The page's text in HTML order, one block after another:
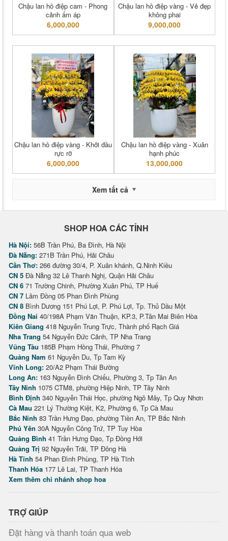
Chậu lan hồ điệp cam - Phong
cảnh ấm áp
6,000,000
Chậu lan hồ điệp vàng - Vẻ đẹp
không phai
9,000,000
Chậu lan hồ điệp vàng - Khởi đầu
rực rỡ
6,000,000
Chậu lan hồ điệp vàng - Xuân
hạnh phúc
13,000,000
Xem tất cả
SHOP HOA CÁC TỈNH
Hà Nội: 56B Trần Phú, Ba Đình, Hà Nội
Đà Nẵng: 271B Trần Phú, Hải Châu
Cần Thơ: 266 đường 30/4, P. Xuân khánh, Q.Ninh Kiều
CN 5 Đà Nẵng 32 Lê Thanh Nghị, Quận Hải Châu
CN 6 71 Trường Chinh, Phường Xuân Phú, TP Huế
CN 7 Lâm Đồng 05 Phan Đình Phùng
CN 8 Bình Dương 151 Phú Lợi, P. Phú Lợi, Tp. Thủ Dầu Một
Đồng Nai 40/198A Phạm Văn Thuận, KP.3, P.Tân Mai Biên Hòa
Kiên Giang 418 Nguyễn Trung Trực, Thành phố Rạch Giá
Nha Trang 54 Nguyễn Đức Cảnh, TP Nha Trang
Vũng Tàu 185B Phạm Hồng Thái, Phường 7
Quảng Nam 61 Nguyễn Du, Tp Tam Kỳ
Vĩnh Long: 20/A2 Phạm Thái Bường
Long An: 163 Nguyễn Đình Chiểu, Phường 3, Tp Tân An
Tây Ninh 1075 CTM8, phường Hiệp Ninh, TP Tây Ninh
Bình Định 340 Nguyễn Thái Học, phường Ngô Mây, Tp Quy Nhơn
Cà Mau 221 Lý Thường Kiệt, K2, Phường 6, Tp Cà Mau
Bắc Ninh 83 Trần Hưng Đạo, phường Tiền An, TP Bắc Ninh
Phú Yên 30A Nguyễn Công Trứ, TP Tuy Hòa
Quảng Bình 41 Trần Hưng Đạo, Tp Đồng Hới
Quảng Trị 92 Nguyễn Trãi, TP Đông Hà
Hà Tĩnh 54 Phan Đình Phùng, TP Hà Tĩnh
Thanh Hóa 177 Lê Lai, TP Thanh Hóa
Xem thêm chi nhánh shop hoa
TRỢ GIÚP
Đặt hàng và thanh toán qua web